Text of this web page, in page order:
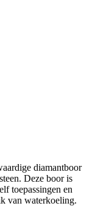
diamantboor
Deze boor is
toepassingen en
van waterkoeling.